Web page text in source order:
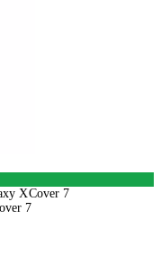
XCover 7
7